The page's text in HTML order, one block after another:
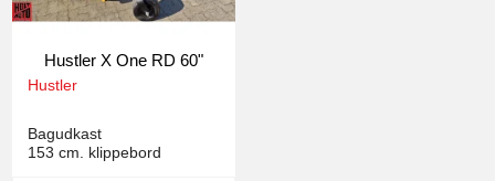
Hustler X One RD 60"
Hustler
Bagudkast
153 cm. klippebord